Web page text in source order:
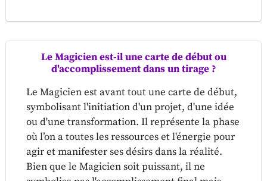
Le Magicien est-il une carte de début ou
d'accomplissement dans un tirage ?
Le Magicien est avant tout une carte de début,
symbolisant l'initiation d'un projet, d'une idée
ou d'une transformation. Il représente la phase
où l’on a toutes les ressources et l'énergie pour
agir et manifester ses désirs dans la réalité.
Bien que le Magicien soit puissant, il ne